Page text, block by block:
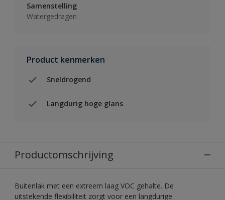
Samenstelling
Watergedragen
Product kenmerken
Sneldrogend
Langdurig hoge glans
Productomschrijving
Buitenlak met een extreem laag VOC gehalte. De
uitstekende flexibiliteit zorgt voor een langdurige